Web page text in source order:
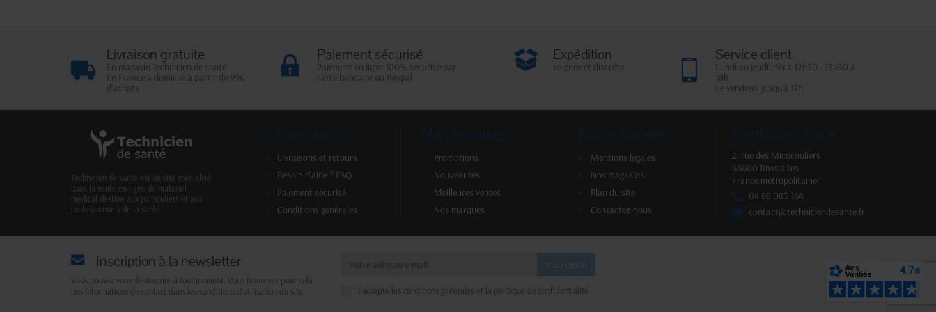
Livraison gratuite
En magasin Technicien de santé
En France à domicile à partir de 99€
d'achats
Paiement sécurisé
Paiement en ligne 100% sécurisé par
carte bancaire ou Paypal
Expédition
soignée et discrète
Service client
Lundi au jeudi : 9h à 12h30 - 13h30 à
18h
Le vendredi jusqu'à 17h
Technicien de santé est un site spécialisé
dans la vente en ligne de matériel
médical destiné aux particuliers et aux
professionnels de la santé.
Informations
Livraisons et retours
Besoin d'aide ? FAQ
Paiement sécurisé
Conditions générales
Nos produits
Promotions
Nouveautés
Meilleures ventes
Nos marques
Notre société
Mentions légales
Nos magasins
Plan du site
Contactez-nous
Contactez-nous
2, rue des Micocouliers
66600 Rivesaltes
France métropolitaine
04 68 083 164
contact@techniciendesante.fr
Inscription à la newsletter
Vous pouvez vous désinscrire à tout moment. Vous trouverez pour cela
nos informations de contact dans les conditions d'utilisation du site.
J'accepte les conditions générales et la politique de confidentialité